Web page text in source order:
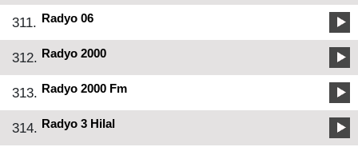
311. Radyo 06
312. Radyo 2000
313. Radyo 2000 Fm
314. Radyo 3 Hilal